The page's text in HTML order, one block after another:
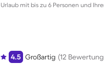
Urlaub mit bis zu 6 Personen und
4.5 Großartig (12